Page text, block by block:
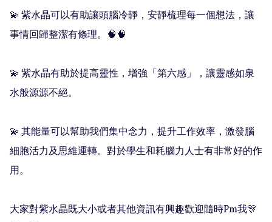
💫 紫水晶可以有助讓頭腦冷靜，安靜梳理每一個想法，讓
事情回歸整潔有條理。🧠🧠
💫 紫水晶有助於提高靈性，增強「第六感」，讓靈感如泉
水般源源不絕。
💫 其能量可以幫助我們集中念力，提升工作效率，激發腦
細胞活力及思維運轉。對於學生和耗腦力人士有非常好的作
用。
大家對紫水晶既大小或者其他資訊有興趣歡迎隨時Pm我🎊